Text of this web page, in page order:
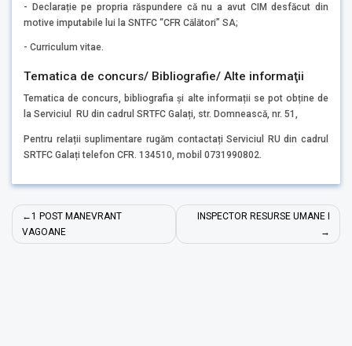
- Declarație pe propria răspundere că nu a avut CIM desfăcut din
motive imputabile lui la SNTFC “CFR Călători” SA;
- Curriculum vitae.
Tematica de concurs/ Bibliografie/ Alte informaţii
Tematica de concurs, bibliografia și alte informații se pot obține de
la Serviciul RU din cadrul SRTFC Galați, str. Domnească, nr. 51,
Pentru relații suplimentare rugăm contactați Serviciul RU din cadrul
SRTFC Galați telefon CFR. 134510, mobil 0731990802.
Navigare
în
1 POST MANEVRANT
VAGOANE
INSPECTOR RESURSE UMANE I